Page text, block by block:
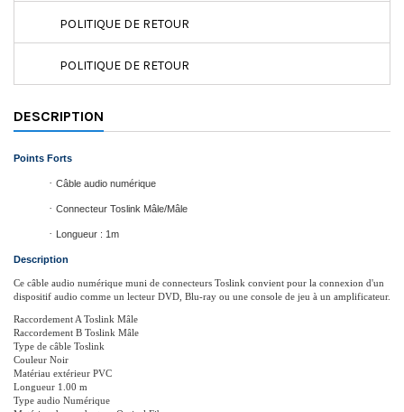
POLITIQUE DE RETOUR
POLITIQUE DE RETOUR
DESCRIPTION
Points Forts
· Câble audio numérique
· Connecteur Toslink Mâle/Mâle
· Longueur : 1m
Description
Ce câble audio numérique muni de connecteurs Toslink convient pour la connexion d'un
dispositif audio comme un lecteur DVD, Blu-ray ou une console de jeu à un amplificateur.
Raccordement A Toslink Mâle
Raccordement B Toslink Mâle
Type de câble Toslink
Couleur Noir
Matériau extérieur PVC
Longueur 1.00 m
Type audio Numérique